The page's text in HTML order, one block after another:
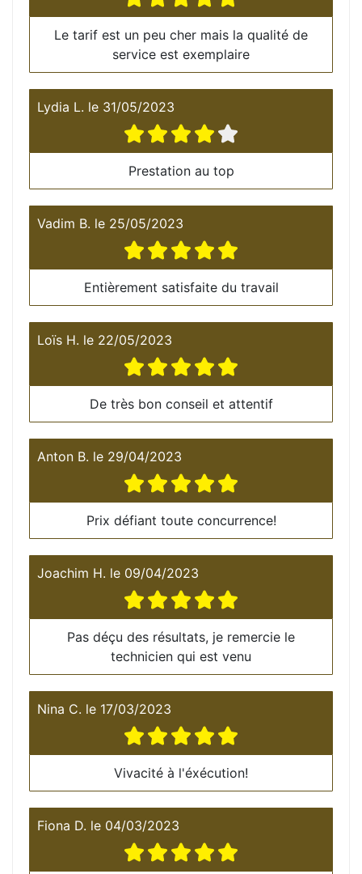
Le tarif est un peu cher mais la qualité de
service est exemplaire
Lydia L. le 31/05/2023
Prestation au top
Vadim B. le 25/05/2023
Entièrement satisfaite du travail
Loïs H. le 22/05/2023
De très bon conseil et attentif
Anton B. le 29/04/2023
Prix défiant toute concurrence!
Joachim H. le 09/04/2023
Pas déçu des résultats, je remercie le
technicien qui est venu
Nina C. le 17/03/2023
Vivacité à l'éxécution!
Fiona D. le 04/03/2023